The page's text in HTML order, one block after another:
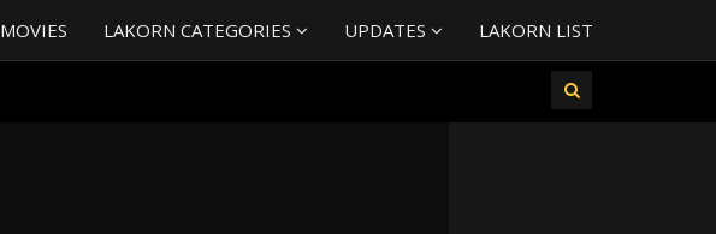
MOVIES LAKORN CATEGORIES UPDATES LAKORN LIST